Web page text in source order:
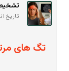
تاریخ
تگ های